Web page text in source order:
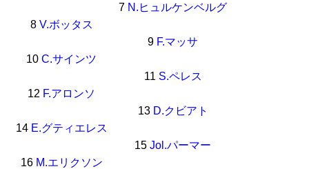
7 N.ヒュルケンベルグ
8 V.ボッタス
9 F.マッサ
10 C.サインツ
11 S.ペレス
12 F.アロンソ
13 D.クビアト
14 E.グティエレス
15 Jol.パーマー
16 M.エリクソン